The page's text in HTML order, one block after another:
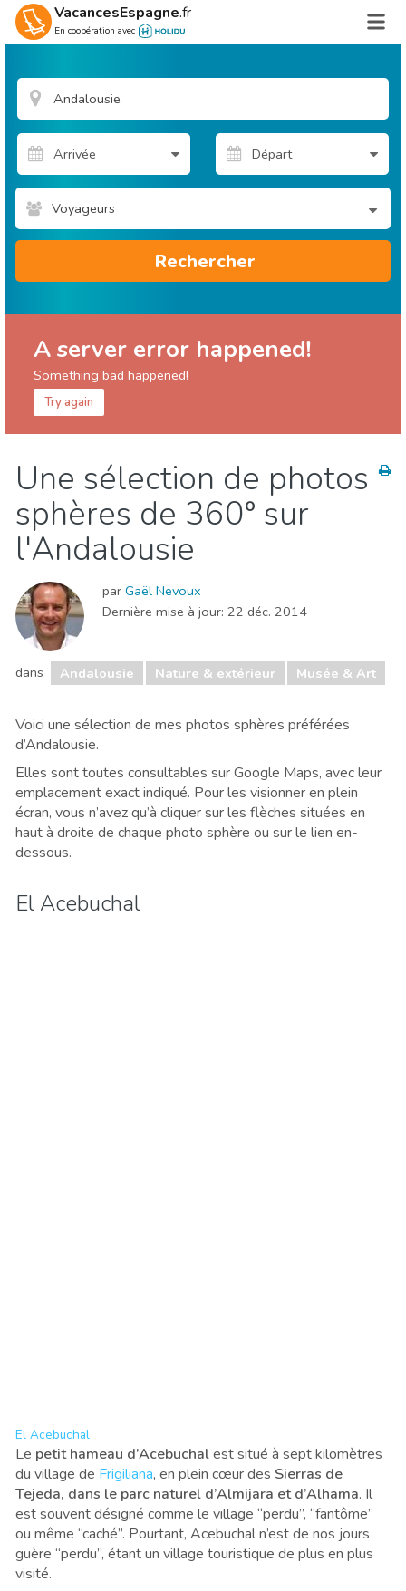
VacancesEspagne.fr
En coopération avec
Voyageurs
Rechercher
A server error happened!
Something bad happened!
Try again
Cuisine & Restaurants
Enfants & famille
Événements locaux
Musée & Art
Nature & extérieur
Où séjourner
Shopping
Sports & aventure
Une sélection de photos
sphères de 360° sur
l'Andalousie
par Gaël Nevoux
Dernière mise à jour: 22 déc. 2014
dans Andalousie Nature & extérieur Musée & Art
Voici une sélection de mes photos sphères préférées
d’Andalousie.
Elles sont toutes consultables sur Google Maps, avec leur
emplacement exact indiqué. Pour les visionner en plein
écran, vous n’avez qu’à cliquer sur les flèches situées en
haut à droite de chaque photo sphère ou sur le lien en-
dessous.
El Acebuchal
El Acebuchal
Le petit hameau d’Acebuchalest situé à sept kilomètres
du village de Frigiliana, en plein cœur des Sierras de
Tejeda, dans le parc naturel d’Almijara et d’Alhama. Il
est souvent désigné comme le village “perdu”, “fantôme”
ou même “caché”. Pourtant, Acebuchal n’est de nos jours
guère “perdu”, étant un village touristique de plus en plus
visité.